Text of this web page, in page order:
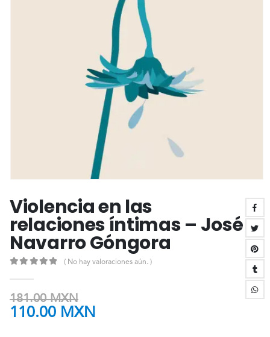
Violencia en las
relaciones íntimas – José
Navarro Góngora
( No hay valoraciones aún. )
181.00MXN
110.00 MXN